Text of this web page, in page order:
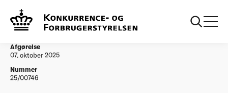
Vandtilsyn
økonomisk ramme for 2026
Afgørelse
07. oktober 2025
Nummer
25/00746